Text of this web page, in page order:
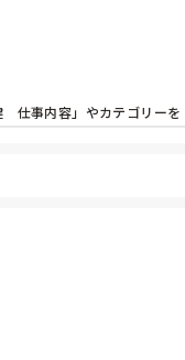
仕事内容」やカテゴリー